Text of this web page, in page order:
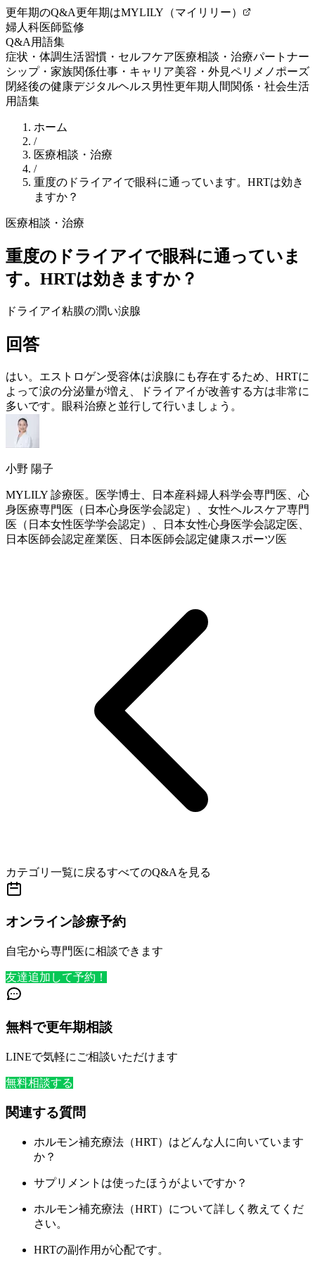
更年期のQ&A更年期はMYLILY（マイリリー）
婦人科医師監修
Q&A 用語集
症状・体調生活習慣・セルフケア医療相談・治療パートナー
シップ・家族関係仕事・キャリア美容・外見ペリメノポーズ
閉経後の健康デジタルヘルス男性更年期 人間関係・社会生活
用語集
ホーム
/
医療相談・治療
/
重度のドライアイで眼科に通っています。HRTは効き
ますか？
医療相談・治療
重度のドライアイで眼科に通っていま
す。HRTは効きますか？
ドライアイ粘膜の潤い涙腺
回答
はい。 エストロゲン受容体は涙腺にも存在するため、 HRTに
よって涙の分泌量が増え、ドライアイが改善する方は非常に
多いです。眼科治療と並行して行いましょう。
小野 陽子
MYLILY 診療医。医学博士、日本産科婦人科学会専門医、心
身医療専門医（日本心身医学会認定）、女性ヘルスケア専門
医（日本女性医学学会認定）、日本女性心身医学会認定医、
日本医師会認定産業医、日本医師会認定健康スポーツ医
カテゴリ一覧に戻るすべてのQ&Aを見る
オンライン診療予約
自宅から専門医に相談できます
友達追加して予約！
無料で更年期相談
LINEで気軽にご相談いただけます
無料相談する
関連する質問
ホルモン補充療法（HRT）はどんな人に向いています
か？
サプリメントは使ったほうがよいですか？
ホルモン補充療法（HRT）について詳しく教えてくだ
さい。
HRTの副作用が心配です。